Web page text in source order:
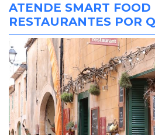
ATENDE SMART FOOD
RESTAURANTES POR